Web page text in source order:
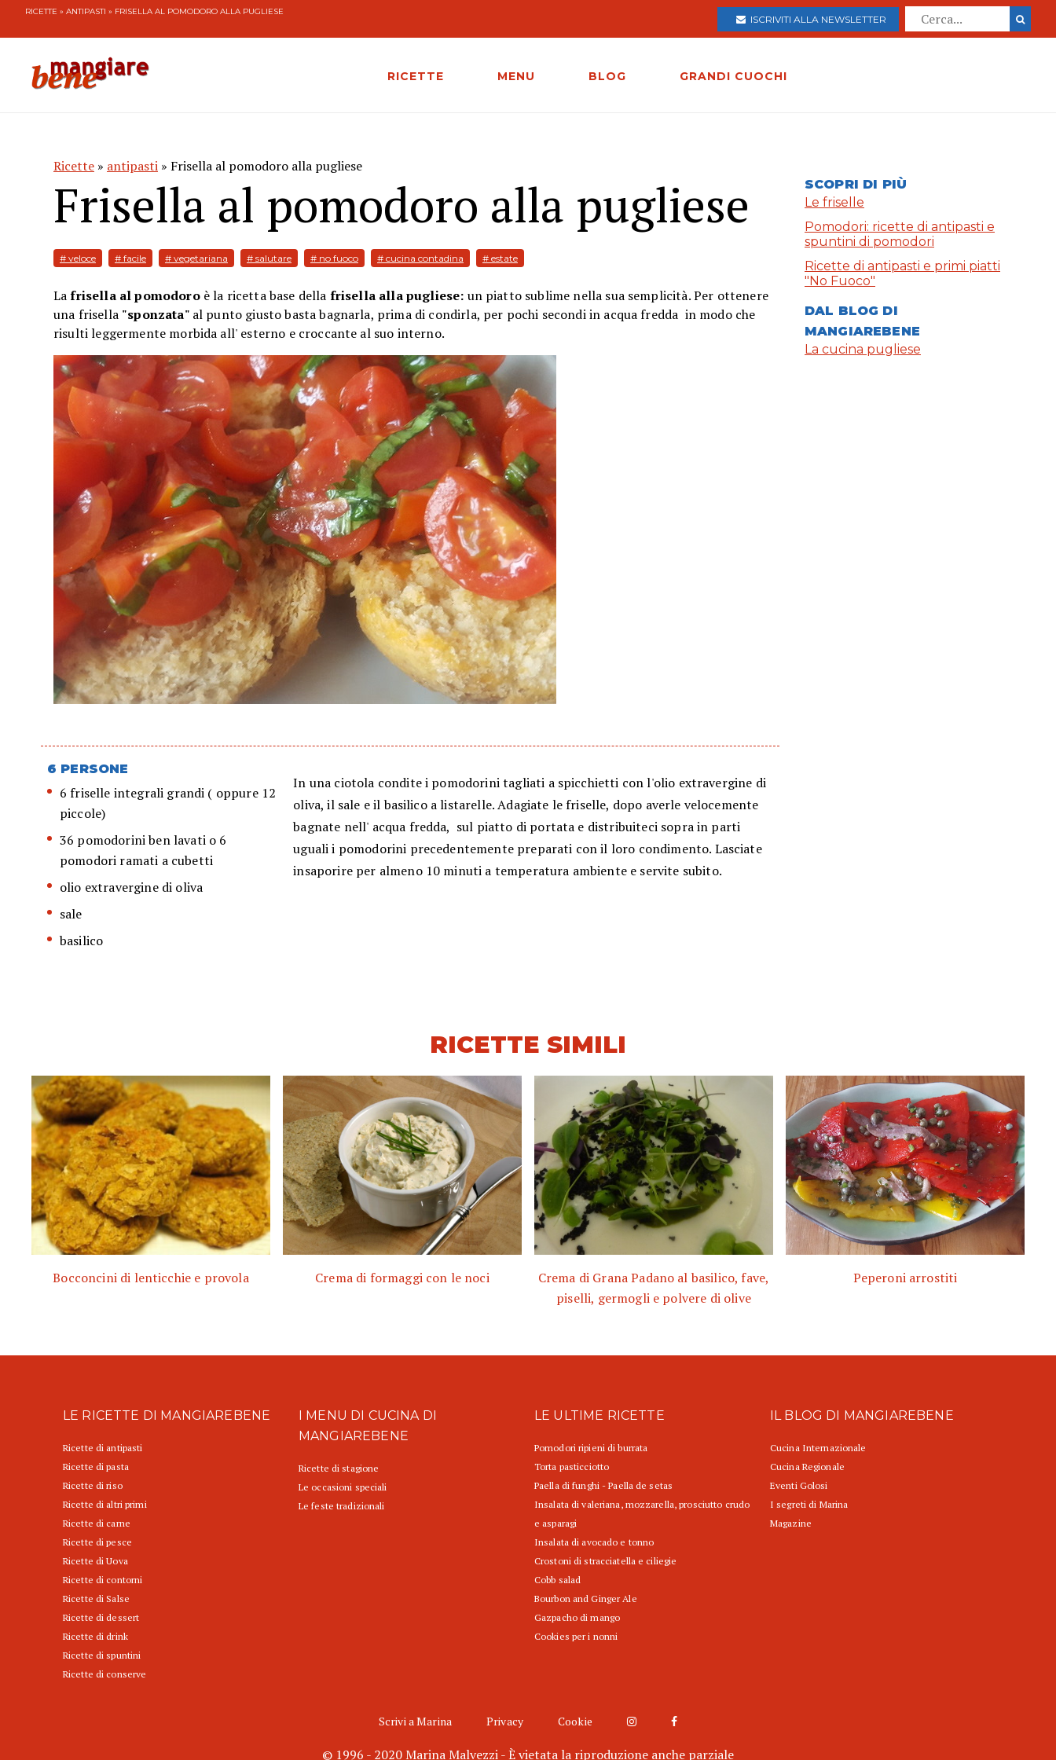
RICETTE » ANTIPASTI » FRISELLA AL POMODORO ALLA PUGLIESE
ISCRIVITI ALLA NEWSLETTER
RICETTE MENU BLOG GRANDI CUOCHI
Ricette » antipasti » Frisella al pomodoro alla pugliese
Frisella al pomodoro alla pugliese
# veloce # facile # vegetariana # salutare # no fuoco # cucina contadina # estate
Lafrisella al pomodoroè la ricetta base della frisella alla pugliese: un piatto sublime nella sua semplicità. Per ottenere
una frisella "sponzata" al punto giusto basta bagnarla, prima di condirla, per pochi secondi in acqua fredda in modo che
risulti leggermente morbida all' esterno e croccante al suo interno.
6 PERSONE
6 friselle integrali grandi ( oppure 12
piccole)
36 pomodorini ben lavati o 6
pomodori ramati a cubetti
olio extravergine di oliva
sale
basilico
In una ciotola condite i pomodorini tagliati a spicchietti con l'olio extravergine di
oliva, il sale e il basilico a listarelle. Adagiate le friselle, dopo averle velocemente
bagnate nell' acqua fredda, sul piatto di portata e distribuiteci sopra in parti
uguali i pomodorini precedentemente preparati con il loro condimento. Lasciate
insaporire per almeno 10 minuti a temperatura ambiente e servite subito.
SCOPRI DI PIÙ
Le friselle
Pomodori: ricette di antipasti e
spuntini di pomodori
Ricette di antipasti e primi piatti
"No Fuoco"
DAL BLOG DI
MANGIAREBENE
La cucina pugliese
RICETTE SIMILI
Bocconcini di lenticchie e provola Crema di formaggi con le noci
Crema di Grana Padano al basilico, fave,
piselli, germogli e polvere di olive
Peperoni arrostiti
LE RICETTE DI MANGIAREBENE
Ricette di antipasti
Ricette di pasta
Ricette di riso
Ricette di altri primi
Ricette di carne
Ricette di pesce
Ricette di Uova
Ricette di contorni
Ricette di Salse
Ricette di dessert
Ricette di drink
Ricette di spuntini
Ricette di conserve
I MENU DI CUCINA DI
MANGIAREBENE
Ricette di stagione
Le occasioni speciali
Le feste tradizionali
LE ULTIME RICETTE
Pomodori ripieni di burrata
Torta pasticciotto
Paella di funghi - Paella de setas
Insalata di valeriana, mozzarella, prosciutto crudo
e asparagi
Insalata di avocado e tonno
Crostoni di stracciatella e ciliegie
Cobb salad
Bourbon and Ginger Ale
Gazpacho di mango
Cookies per i nonni
IL BLOG DI MANGIAREBENE
Cucina Internazionale
Cucina Regionale
Eventi Golosi
I segreti di Marina
Magazine
Scrivi a Marina Privacy Cookie
© 1996 - 2020 Marina Malvezzi - È vietata la riproduzione anche parziale